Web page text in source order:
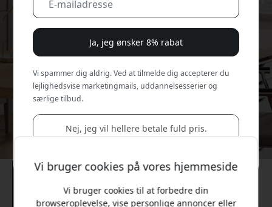
Vi bruger cookies på vores hjemmeside
Vi bruger cookies til at forbedre din
browseroplevelse, vise personlige annoncer eller
Ja, jeg ønsker 8% rabat
Vi spammer dig aldrig. Ved at tilmelde dig accepterer du
lejlighedsvise marketingmails, uddannelsesserier og
særlige tilbud.
Nej, jeg vil hellere betale fuld pris.